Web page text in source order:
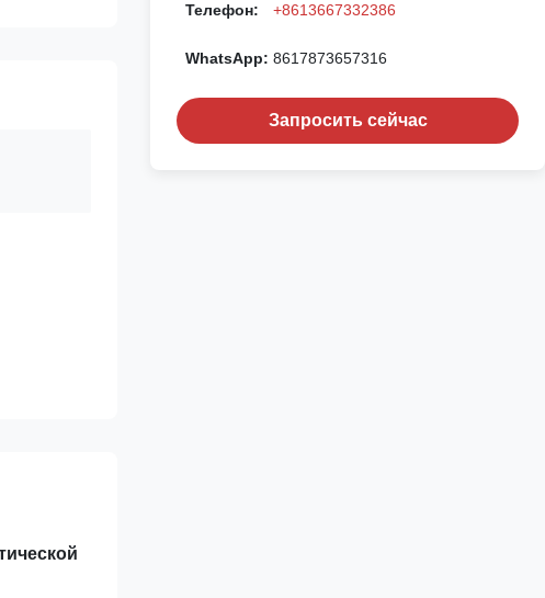
Телефон: +8613667332386
WhatsApp: 8617873657316
Запросить сейчас